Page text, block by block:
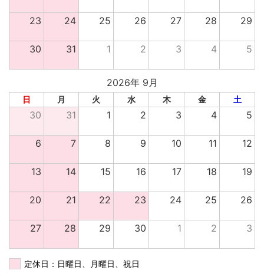
23 24 25 26 27 28 29
30 31 1 2 3 4 5
2026年 9月
日 月 火 水 木 金 土
30 31 1 2 3 4 5
6 7 8 9 10 11 12
13 14 15 16 17 18 19
20 21 22 23 24 25 26
27 28 29 30 1 2 3
定休日：日曜日、月曜日、祝日